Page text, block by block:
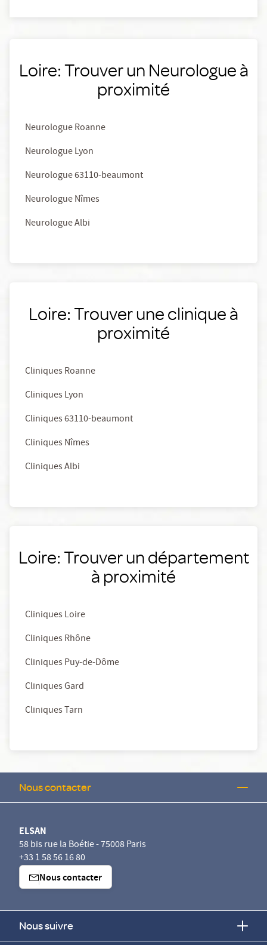
Loire: Trouver un Neurologue à
proximité
Neurologue Roanne
Neurologue Lyon
Neurologue 63110-beaumont
Neurologue Nîmes
Neurologue Albi
Loire: Trouver une clinique à
proximité
Cliniques Roanne
Cliniques Lyon
Cliniques 63110-beaumont
Cliniques Nîmes
Cliniques Albi
Loire: Trouver un département
à proximité
Cliniques Loire
Cliniques Rhône
Cliniques Puy-de-Dôme
Cliniques Gard
Cliniques Tarn
Nous contacter
ELSAN
58 bis rue la Boétie - 75008 Paris
+33 1 58 56 16 80
Nous contacter
Nous suivre